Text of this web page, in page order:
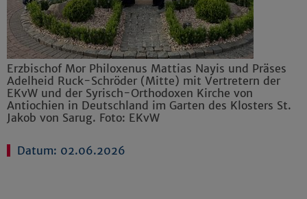
Erzbischof Mor Philoxenus Mattias Nayis und Präses
Adelheid Ruck-Schröder (Mitte) mit Vertretern der
EKvW und der Syrisch-Orthodoxen Kirche von
Antiochien in Deutschland im Garten des Klosters St.
Jakob von Sarug. Foto: EKvW
Datum: 02.06.2026